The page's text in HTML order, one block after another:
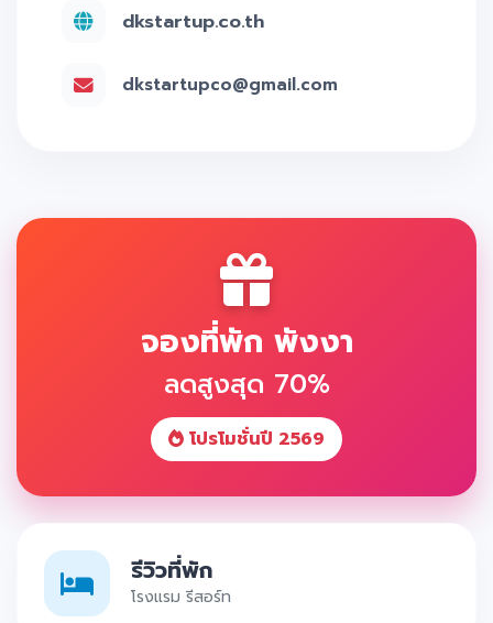
dkstartup.co.th
dkstartupco@gmail.com
จองที่พัก พังงา
ลดสูงสุด 70%
โปรโมชั่นปี 2569
รีวิวที่พัก
โรงแรม รีสอร์ท